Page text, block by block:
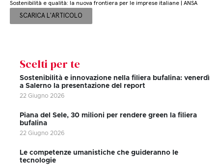
Sostenibilità e qualità: la nuova frontiera per le imprese italiane | ANSA
SCARICA L'ARTICOLO
Scelti per te
Sostenibilità e innovazione nella filiera bufalina: venerdì
a Salerno la presentazione del report
22 Giugno 2026
Piana del Sele, 30 milioni per rendere green la filiera
bufalina
22 Giugno 2026
Le competenze umanistiche che guideranno le
tecnologie